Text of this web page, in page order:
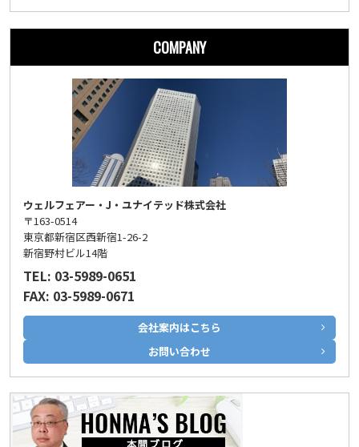
COMPANY
ウェルフェアー・J・ユナイテッド株式会社
〒163-0514
東京都新宿区西新宿1-26-2
新宿野村ビル14階
TEL: 03-5989-0651
FAX: 03-5989-0671
会社案内はこちら
お問い合わせ